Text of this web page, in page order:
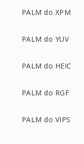
PALM do XPM
PALM do YUV
PALM do HEIC
PALM do RGF
PALM do VIPS